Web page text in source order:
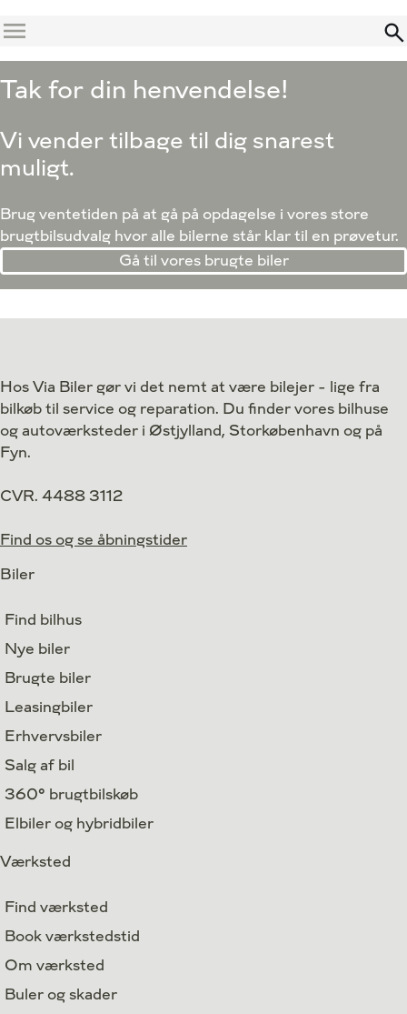
Menu
Tak for din henvendelse!
Vi vender tilbage til dig snarest
muligt.
Brug ventetiden på at gå på opdagelse i vores store
brugtbilsudvalg hvor alle bilerne står klar til en prøvetur.
Gå til vores brugte biler
Hos Via Biler gør vi det nemt at være bilejer - lige fra
bilkøb til service og reparation. Du finder vores bilhuse
og autoværksteder i Østjylland, Storkøbenhavn og på
Fyn.
CVR. 4488 3112
Find os og se åbningstider
Biler
Find bilhus
Nye biler
Brugte biler
Leasingbiler
Erhvervsbiler
Salg af bil
360° brugtbilskøb
Elbiler og hybridbiler
Værksted
Find værksted
Book værkstedstid
Om værksted
Buler og skader